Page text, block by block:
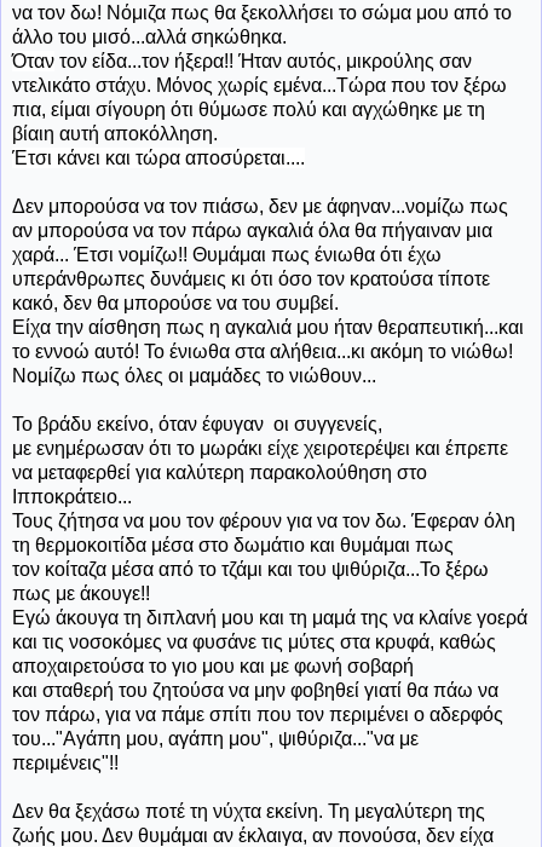
να τον δω! Νόμιζα πως θα ξεκολλήσει το σώμα μου από το
άλλο του μισό...αλλά σηκώθηκα.
Όταν τον είδα...τον ήξερα!! Ήταν αυτός, μικρούλης σαν
ντελικάτο στάχυ. Μόνος χωρίς εμένα...Τώρα που τον ξέρω
πια, είμαι σίγουρη ότι θύμωσε πολύ και αγχώθηκε με τη
βίαιη αυτή αποκόλληση.
Έτσι κάνει και τώρα αποσύρεται....
Δεν μπορούσα να τον πιάσω, δεν με άφηναν...νομίζω πως
αν μπορούσα να τον πάρω αγκαλιά όλα θα πήγαιναν μια
χαρά... Έτσι νομίζω!! Θυμάμαι πως ένιωθα ότι έχω
υπεράνθρωπες δυνάμεις κι ότι όσο τον κρατούσα τίποτε
κακό, δεν θα μπορούσε να του συμβεί.
Είχα την αίσθηση πως η αγκαλιά μου ήταν θεραπευτική...και
το εννοώ αυτό! Το ένιωθα στα αλήθεια...κι ακόμη το νιώθω!
Νομίζω πως όλες οι μαμάδες το νιώθουν...
Το βράδυ εκείνο, όταν έφυγαν οι συγγενείς,
με ενημέρωσαν ότι το μωράκι είχε χειροτερέψει και έπρεπε
να μεταφερθεί για καλύτερη παρακολούθηση στο
Ιπποκράτειο...
Τους ζήτησα να μου τον φέρουν για να τον δω. Έφεραν όλη
τη θερμοκοιτίδα μέσα στο δωμάτιο και θυμάμαι πως
τον κοίταζα μέσα από το τζάμι και του ψιθύριζα...Το ξέρω
πως με άκουγε!!
Εγώ άκουγα τη διπλανή μου και τη μαμά της να κλαίνε γοερά
και τις νοσοκόμες να φυσάνε τις μύτες στα κρυφά, καθώς
αποχαιρετούσα το γιο μου και με φωνή σοβαρή
και σταθερή του ζητούσα να μην φοβηθεί γιατί θα πάω να
τον πάρω, για να πάμε σπίτι που τον περιμένει ο αδερφός
του..."Αγάπη μου, αγάπη μου", ψιθύριζα..."να με
περιμένεις"!!
Δεν θα ξεχάσω ποτέ τη νύχτα εκείνη. Τη μεγαλύτερη της
ζωής μου. Δεν θυμάμαι αν έκλαιγα, αν πονούσα, δεν είχα